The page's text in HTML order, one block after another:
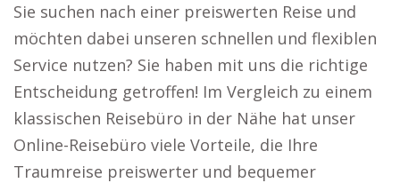
Sie suchen nach einer preiswerten Reise und
möchten dabei unseren schnellen und flexiblen
Service nutzen? Sie haben mit uns die richtige
Entscheidung getroffen! Im Vergleich zu einem
klassischen Reisebüro in der Nähe hat unser
Online-Reisebüro viele Vorteile, die Ihre
Traumreise preiswerter und bequemer